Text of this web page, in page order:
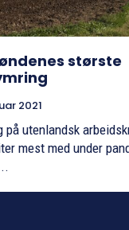
største
2021
på utenlandsk
med under pandemien.